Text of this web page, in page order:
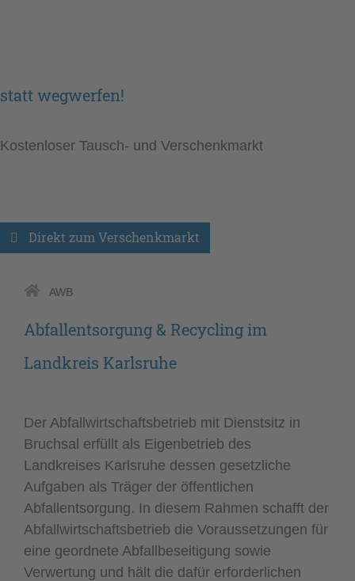
statt wegwerfen!
Kostenloser Tausch- und Verschenkmarkt
Direkt zum Verschenkmarkt
AWB
Abfallentsorgung & Recycling im
Landkreis Karlsruhe
Der Abfallwirtschaftsbetrieb mit Dienstsitz in
Bruchsal erfüllt als Eigenbetrieb des
Landkreises Karlsruhe dessen gesetzliche
Aufgaben als Träger der öffentlichen
Abfallentsorgung. In diesem Rahmen schafft der
Abfallwirtschaftsbetrieb die Voraussetzungen für
eine geordnete Abfallbeseitigung sowie
Verwertung und hält die dafür erforderlichen